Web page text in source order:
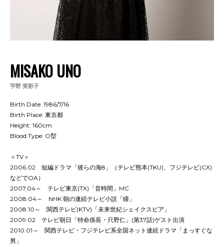
MISAKO UNO
宇野 実彩子
Birth Date: 1986/7/16
Birth Place: 東京都
Height: 160cm
Blood Type: O型
＜TV＞
2006.02 短編ドラマ「彼らの海8」（テレビ熊本(TKU)、フジテレビ(CX)
などでOA）
2007.04～ テレビ東京(TX)「音時間」MC
2008.04～ NHK 朝の連続テレビ小説「瞳」
2008.10～ 関西テレビ(KTV)「未来世紀シェイクスピア」
2009.02 テレビ朝日「特命係長・只野仁」(第37話)ゲスト出演
2010.01～ 関西テレビ・フジテレビ系全国ネット連続ドラマ「まっすぐな
男」